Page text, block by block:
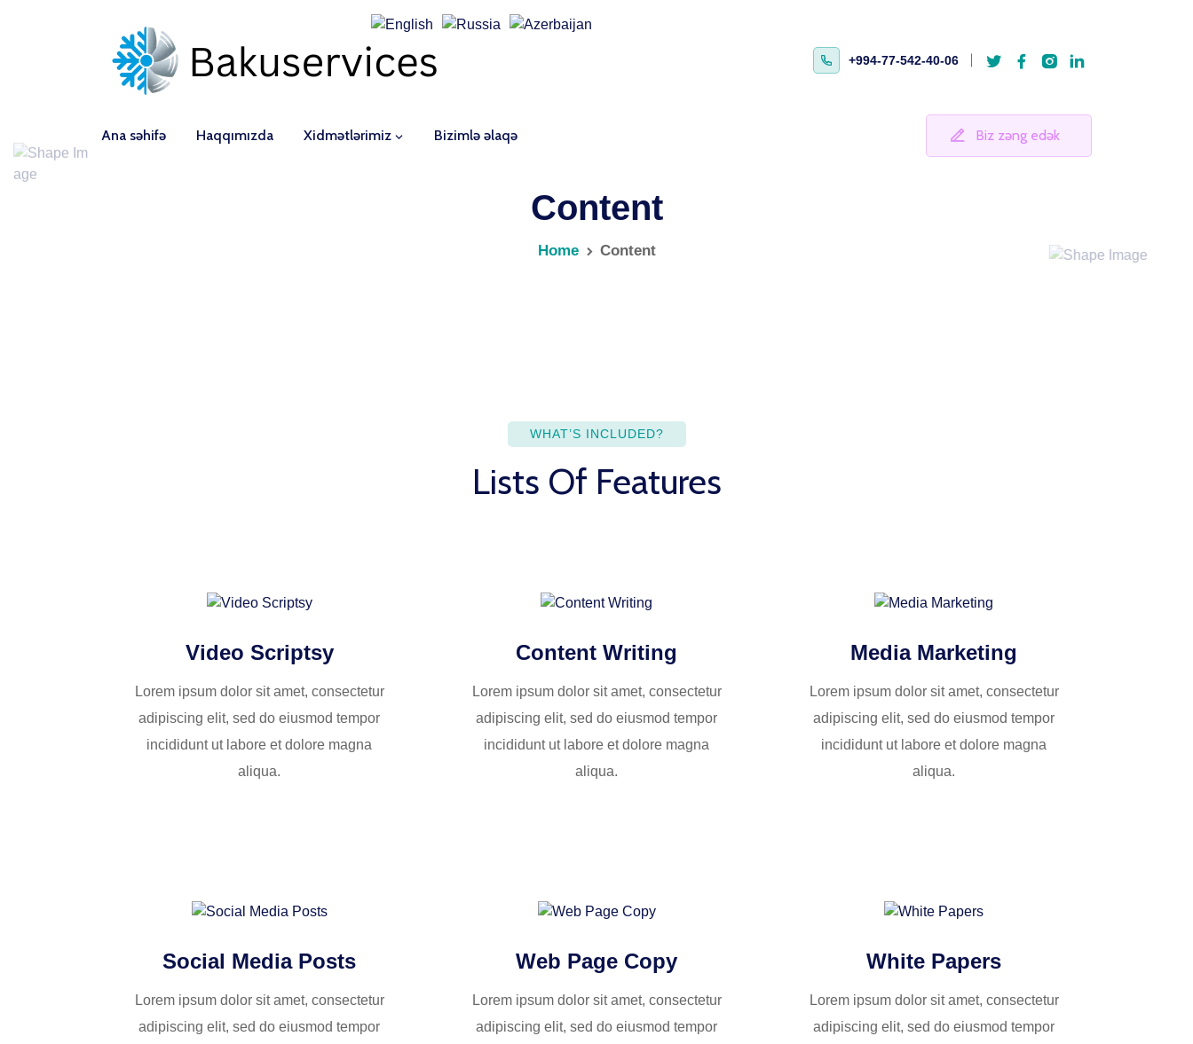
+994-77-542-40-06
Ana səhifə Haqqımızda Xidmətlərimiz Bizimlə əlaqə Biz zəng edək
Content
Home Content
WHAT’S INCLUDED?
Lists Of Features
Video Scriptsy
Lorem ipsum dolor sit amet, consectetur
adipiscing elit, sed do eiusmod tempor
incididunt ut labore et dolore magna
aliqua.
Content Writing
Lorem ipsum dolor sit amet, consectetur
adipiscing elit, sed do eiusmod tempor
incididunt ut labore et dolore magna
aliqua.
Media Marketing
Lorem ipsum dolor sit amet, consectetur
adipiscing elit, sed do eiusmod tempor
incididunt ut labore et dolore magna
aliqua.
Social Media Posts
Lorem ipsum dolor sit amet, consectetur
adipiscing elit, sed do eiusmod tempor
Web Page Copy
Lorem ipsum dolor sit amet, consectetur
adipiscing elit, sed do eiusmod tempor
White Papers
Lorem ipsum dolor sit amet, consectetur
adipiscing elit, sed do eiusmod tempor